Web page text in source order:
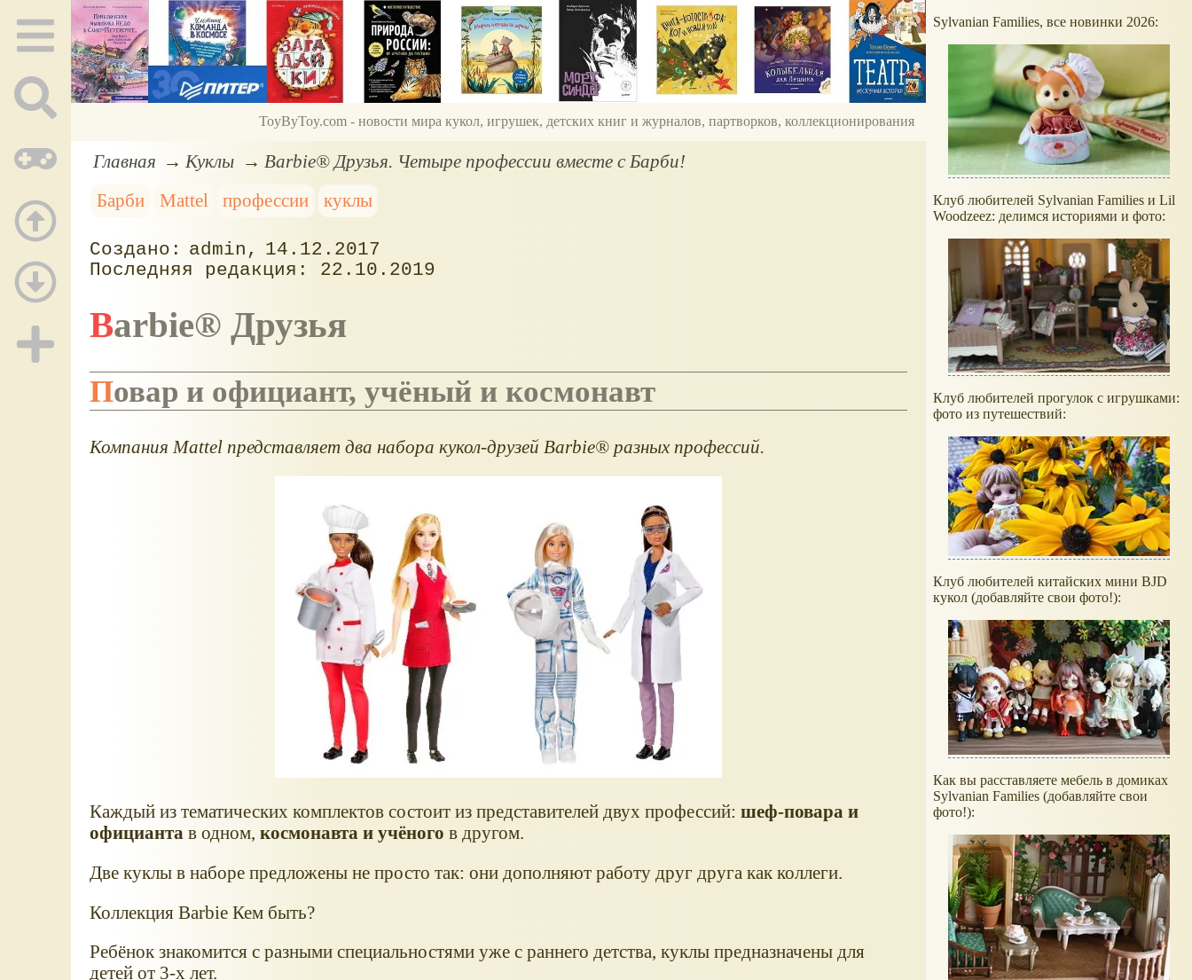
ToyByToy.com - новости мира кукол, игрушек, детских книг и журналов, партворков, коллекционирования
Главная Куклы
Barbie® Друзья. Четыре профессии вместе с Барби!
Барби
Mattel профессии куклы
admin
14.12.2017
22.10.2019
Barbie® Друзья
Повар и официант, учёный и космонавт
Компания Mattelпредставляет два набора кукол-друзей Barbie® разных профессий.
Каждый из тематических комплектов состоит из представителей двух профессий: шеф-повара и
официанта в одном, космонавта и учёного в другом.
Две куклы в наборе предложены не просто так: они дополняют работу друг друга как коллеги.
Коллекция Barbie Кем быть?
Ребёнок знакомится с разными специальностями уже с раннего детства, куклы предназначены для
детей от 3-х лет.
Sylvanian Families, все новинки 2026:
Клуб любителей Sylvanian Families и Lil
Woodzeez: делимся историями и фото:
Клуб любителей прогулок с игрушками:
фото из путешествий:
Клуб любителей китайских мини BJD
кукол (добавляйте свои фото!):
Как вы расставляете мебель в домиках
Sylvanian Families (добавляйте свои
фото!):